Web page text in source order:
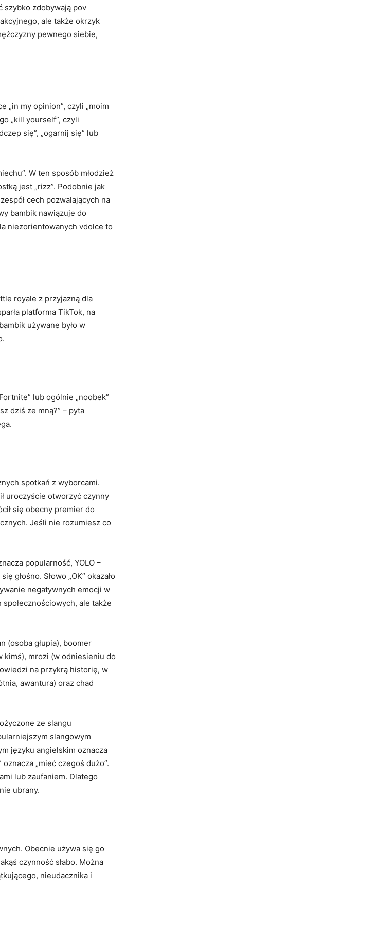
szybko zdobywają pov
ale także okrzyk
pewnego siebie,
„in my opinion”, czyli „moim
„kill yourself”, czyli
się”, „ogarnij się” lub
W ten sposób młodzież
jest „rizz”. Podobnie jak
cech pozwalających na
bambik nawiązuje do
niezorientowanych vdolce to
royale z przyjazną dla
platforma TikTok, na
używane było w
lub ogólnie „noobek”
dziś ze mną?” – pyta
spotkań z wyborcami.
uroczyście otworzyć czynny
się obecny premier do
Jeśli nie rozumiesz co
popularność, YOLO –
głośno. Słowo „OK” okazało
negatywnych emocji w
ale także
(osoba głupia), boomer
kimś), mrozi (w odniesieniu do
na przykrą historię, w
awantura) oraz chad
ze slangu
slangowym
języku angielskim oznacza
„mieć czegoś dużo”.
lub zaufaniem. Dlatego
ubrany.
Obecnie używa się go
czynność słabo. Można
nieudacznika i